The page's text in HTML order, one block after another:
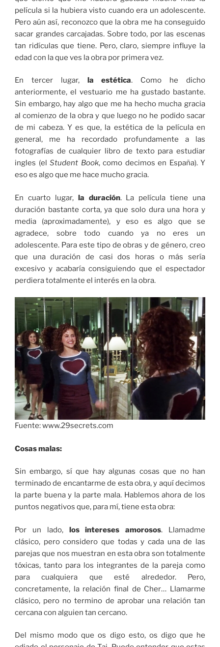
película si la hubiera visto cuando era un adolescente.
Pero aún así, reconozco que la obra me ha conseguido
sacar grandes carcajadas. Sobre todo, por las escenas
tan ridículas que tiene. Pero, claro, siempre influye la
edad con la que ves la obra por primera vez.
En tercer lugar, la estética. Como he dicho
anteriormente, el vestuario me ha gustado bastante.
Sin embargo, hay algo que me ha hecho mucha gracia
al comienzo de la obra y que luego no he podido sacar
de mi cabeza. Y es que, la estética de la película en
general, me ha recordado profundamente a las
fotografías de cualquier libro de texto para estudiar
ingles (el Student Book, como decimos en España). Y
eso es algo que me hace mucho gracia.
En cuarto lugar, la duración. La película tiene una
duración bastante corta, ya que solo dura una hora y
media (aproximadamente), y eso es algo que se
agradece, sobre todo cuando ya no eres un
adolescente. Para este tipo de obras y de género, creo
que una duración de casi dos horas o más sería
excesivo y acabaría consiguiendo que el espectador
perdiera totalmente el interés en la obra.
Fuente: www.29secrets.com
Cosas malas:
Sin embargo, sí que hay algunas cosas que no han
terminado de encantarme de esta obra, y aquí decimos
la parte buena y la parte mala. Hablemos ahora de los
puntos negativos que, para mí, tiene esta obra:
Por un lado, los intereses amorosos. Llamadme
clásico, pero considero que todas y cada una de las
parejas que nos muestran en esta obra son totalmente
tóxicas, tanto para los integrantes de la pareja como
para cualquiera que esté alrededor. Pero,
concretamente, la relación final de Cher… Llamarme
clásico, pero no termino de aprobar una relación tan
cercana con alguien tan cercano.
Del mismo modo que os digo esto, os digo que he